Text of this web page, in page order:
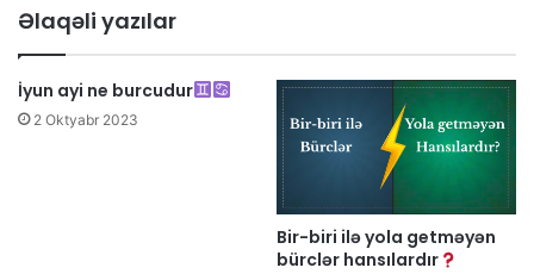
Əlaqəli yazılar
İyun ayi ne burcudur
2 Oktyabr 2023
Bir-biri ilə yola getməyən
bürclər hansılardır